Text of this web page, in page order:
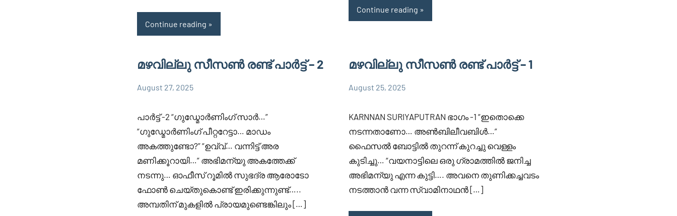
Continue reading
Continue reading
മഴവില്ലു സീസൺ രണ്ട് പാർട്ട് – 2
August 27, 2025
Faisal
പാർട്ട്‌ -2 “ഗുഡ്മോർണിംഗ് സാർ…”
“ഗുഡ്മോർണിംഗ് പീറ്ററേട്ടാ… മാഡം
അകത്തുണ്ടോ?” “ഉവ്വ്‌… വന്നിട്ട് അര
മണിക്കൂറായി…” അഭിമന്യു അകത്തേക്ക്
നടന്നു… ഓഫീസ് റൂമിൽ സുഭദ്ര ആരോടോ
ഫോൺ ചെയ്തുകൊണ്ട് ഇരിക്കുന്നുണ്ട്…..
അമ്പതിന് മുകളിൽ പ്രായമുണ്ടെങ്കിലും […]
മഴവില്ലു സീസൺ രണ്ട് പാർട്ട് – 1
August 25, 2025
Faisal
KARNNAN SURIYAPUTRAN ഭാഗം -1 “ഇതൊക്കെ
നടന്നതാണോ… അൺബിലീവബിൾ…”
ഫൈസൽ ബോട്ടിൽ തുറന്ന് കുറച്ചു വെള്ളം
കുടിച്ചു… “വയനാട്ടിലെ ഒരു ഗ്രാമത്തിൽ ജനിച്ച
അഭിമന്യു എന്ന കുട്ടി…. അവനെ തുണിക്കച്ചവടം
നടത്താൻ വന്ന സ്വാമിനാഥൻ […]